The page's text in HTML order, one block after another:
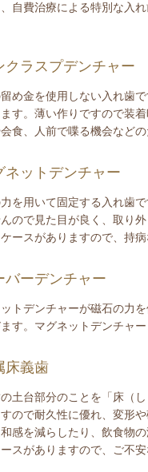
自費治療による特別な入
クラスプデンチャー
め金を使用しない入れ歯
す。薄い作りですので装
食、人前で喋る機会など
ネットデンチャー
を用いて固定する入れ歯
んので見た目が良く、取り
ースがありますので、持
バーデンチャー
トデンチャーが磁石の力
す。マグネットデンチャ
床義歯
土台部分のことを「床（
ので耐久性に優れ、変形
感を減らしたり、飲食物
スがありますので、ご不